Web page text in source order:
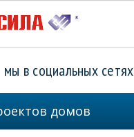
в социальных сетях
домов